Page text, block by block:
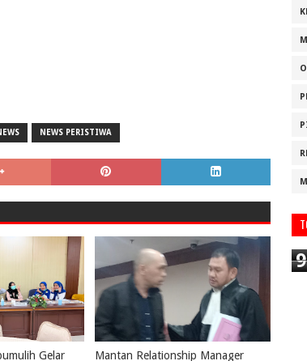
NEWS PERISTIWA
Gelar
Mantan Relationship Manager
9